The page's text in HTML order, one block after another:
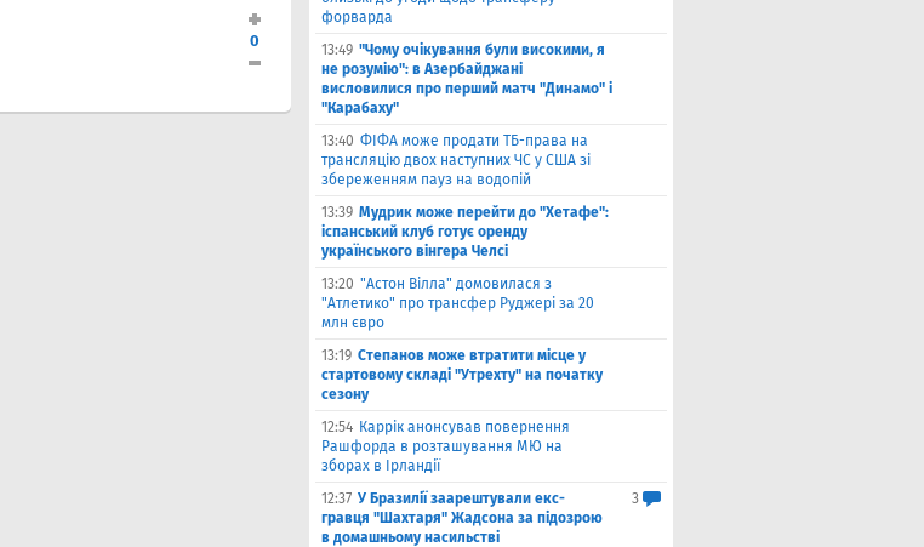
0
форварда
13:49 "Чому очікування були високими, я
не розумію": в Азербайджані
висловилися про перший матч "Динамо" і
"Карабаху"
13:40 ФІФА може продати ТБ-права на
трансляцію двох наступних ЧС у США зі
збереженням пауз на водопій
13:39 Мудрик може перейти до "Хетафе":
іспанський клуб готує оренду
українського вінгера Челсі
13:20 "Астон Вілла" домовилася з
"Атлетико" про трансфер Руджері за 20
млн євро
13:19 Степанов може втратити місце у
стартовому складі "Утрехту" на початку
сезону
12:54 Каррік анонсував повернення
Рашфорда в розташування МЮ на
зборах в Ірландії
12:37 У Бразилії заарештували екс-
гравця "Шахтаря" Жадсона за підозрою
в домашньому насильстві
3